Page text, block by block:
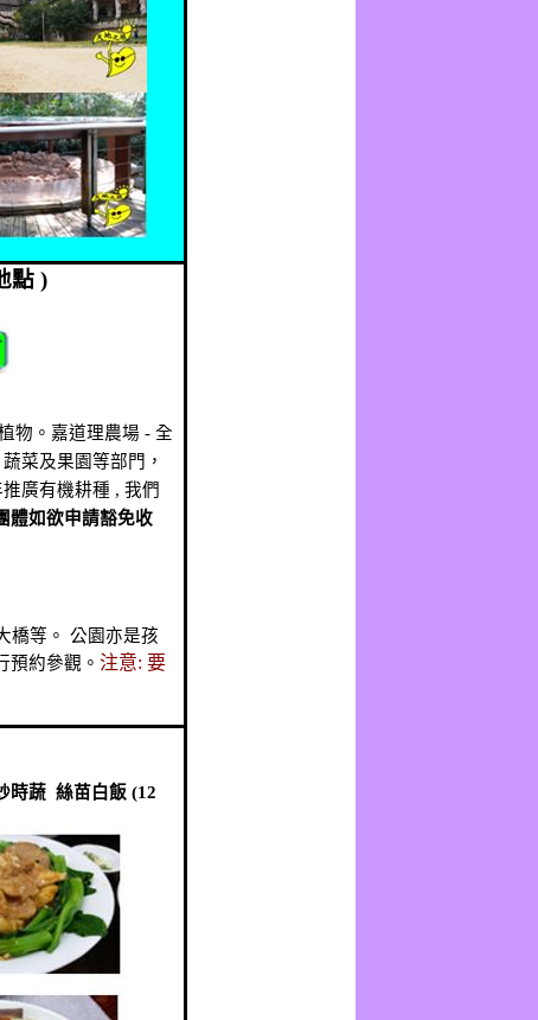
點 )
物 。嘉道理農場 - 全
菜及果園等部門，
廣有機耕種 , 我們
體如欲申請豁免收
橋等。 公園亦是孩
預約參觀。 注意: 要
時蔬 絲苗白飯 (12